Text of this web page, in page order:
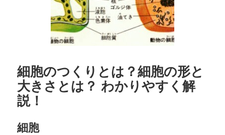
細胞のつくりとは？細胞の形と
大きさとは？ わかりやすく解
説！
細胞